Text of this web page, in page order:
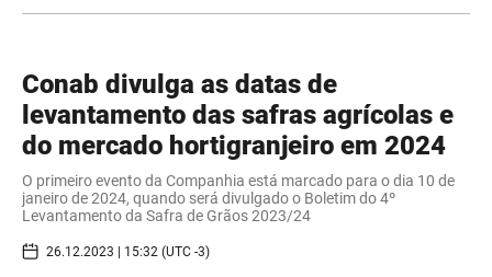
Conab divulga as datas de
levantamento das safras agrícolas e
do mercado hortigranjeiro em 2024
O primeiro evento da Companhia está marcado para o dia 10 de
janeiro de 2024, quando será divulgado o Boletim do 4º
Levantamento da Safra de Grãos 2023/24
26.12.2023 | 15:32 (UTC -3)